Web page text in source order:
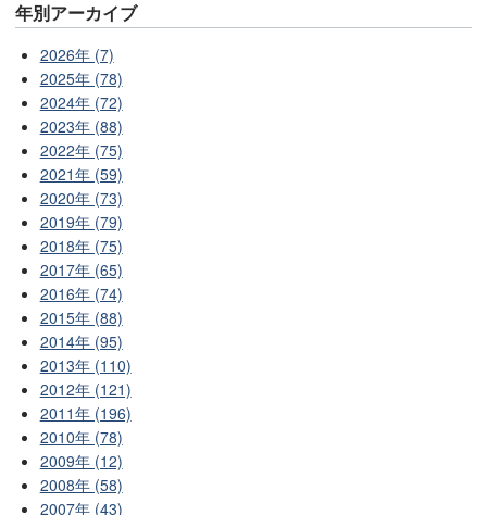
年別アーカイブ
2026年 (7)
2025年 (78)
2024年 (72)
2023年 (88)
2022年 (75)
2021年 (59)
2020年 (73)
2019年 (79)
2018年 (75)
2017年 (65)
2016年 (74)
2015年 (88)
2014年 (95)
2013年 (110)
2012年 (121)
2011年 (196)
2010年 (78)
2009年 (12)
2008年 (58)
2007年 (43)